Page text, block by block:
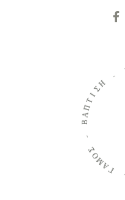
Γ
Α
Μ
Ο
Σ
Β
Α
Π
Τ
Ι
Σ
Η
-
-